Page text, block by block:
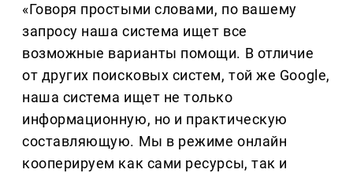
«Говоря простыми словами, по вашему
запросу наша система ищет все
возможные варианты помощи. В отличие
от других поисковых систем, той же Google,
наша система ищет не только
информационную, но и практическую
составляющую. Мы в режиме онлайн
кооперируем как сами ресурсы, так и